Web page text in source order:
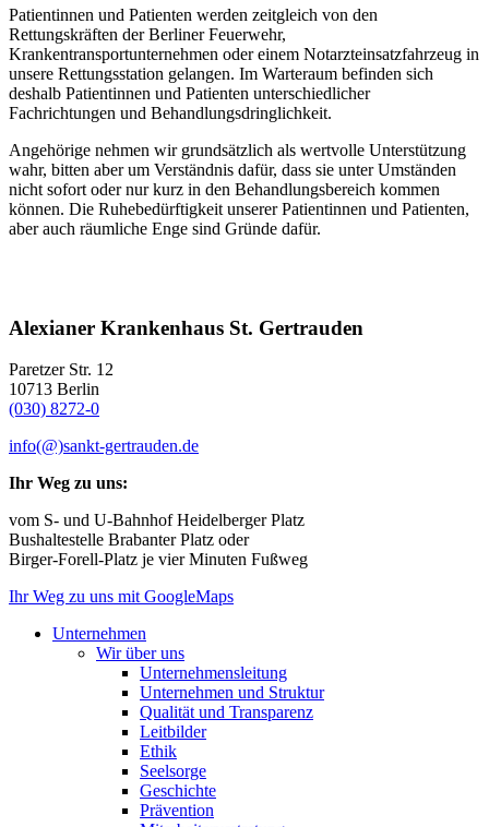
Patientinnen und Patienten werden zeitgleich von den
Rettungskräften der Berliner Feuerwehr,
Krankentransportunternehmen oder einem Notarzteinsatzfahrzeug in
unsere Rettungsstation gelangen. Im Warteraum befinden sich
deshalb Patientinnen und Patienten unterschiedlicher
Fachrichtungen und Behandlungsdringlichkeit.
Angehörige nehmen wir grundsätzlich als wertvolle Unterstützung
wahr, bitten aber um Verständnis dafür, dass sie unter Umständen
nicht sofort oder nur kurz in den Behandlungsbereich kommen
können. Die Ruhebedürftigkeit unserer Patientinnen und Patienten,
aber auch räumliche Enge sind Gründe dafür.
Alexianer Krankenhaus St. Gertrauden
Paretzer Str. 12
10713 Berlin
(030) 8272-0
info(@)sankt-gertrauden.de
Ihr Weg zu uns:
vom S- und U-Bahnhof Heidelberger Platz
Bushaltestelle Brabanter Platz oder
Birger-Forell-Platz je vier Minuten Fußweg
Ihr Weg zu uns mit GoogleMaps
Unternehmen
Wir über uns
Unternehmensleitung
Unternehmen und Struktur
Qualität und Transparenz
Leitbilder
Ethik
Seelsorge
Geschichte
Prävention